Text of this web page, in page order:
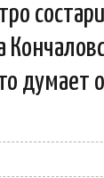
думает